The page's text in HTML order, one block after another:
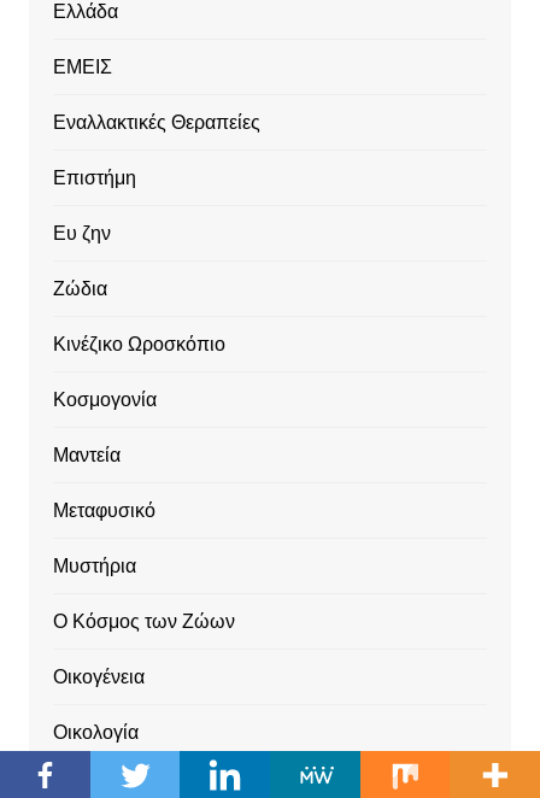
Ελλάδα
ΕΜΕΙΣ
Εναλλακτικές Θεραπείες
Επιστήμη
Ευ ζην
Ζώδια
Κινέζικο Ωροσκόπιο
Κοσμογονία
Μαντεία
Μεταφυσικό
Μυστήρια
Ο Κόσμος των Ζώων
Οικογένεια
Οικολογία
Ουράνιες Επιρροές